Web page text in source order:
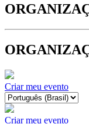
Criar meu evento
Criar meu evento